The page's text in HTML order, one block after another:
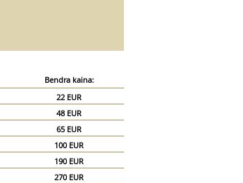
Bendra kaina:
22 EUR
48 EUR
65 EUR
100 EUR
190 EUR
270 EUR